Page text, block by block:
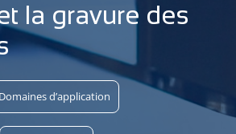
la gravure des
Domaines d’application